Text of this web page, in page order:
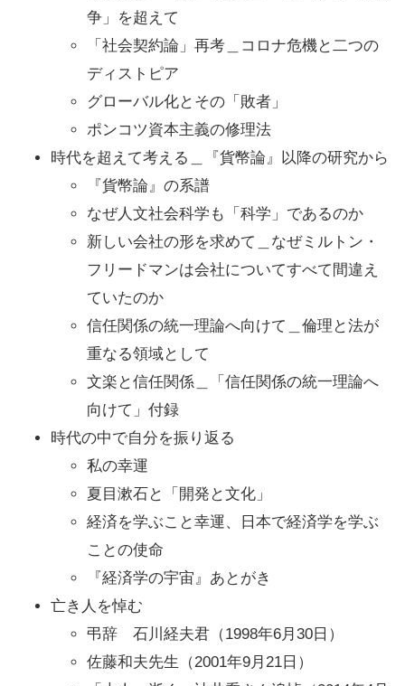
争」を超えて
「社会契約論」再考＿コロナ危機と二つの
ディストピア
グローバル化とその「敗者」
ポンコツ資本主義の修理法
時代を超えて考える＿『貨幣論』以降の研究から
『貨幣論』の系譜
なぜ人文社会科学も「科学」であるのか
新しい会社の形を求めて＿なぜミルトン・
フリードマンは会社についてすべて間違え
ていたのか
信任関係の統一理論へ向けて＿倫理と法が
重なる領域として
文楽と信任関係＿「信任関係の統一理論へ
向けて」付録
時代の中で自分を振り返る
私の幸運
夏目漱石と「開発と文化」
経済を学ぶこと幸運、日本で経済学を学ぶ
ことの使命
『経済学の宇宙』あとがき
亡き人を悼む
弔辞 石川経夫君（1998年6月30日）
佐藤和夫先生（2001年9月21日）